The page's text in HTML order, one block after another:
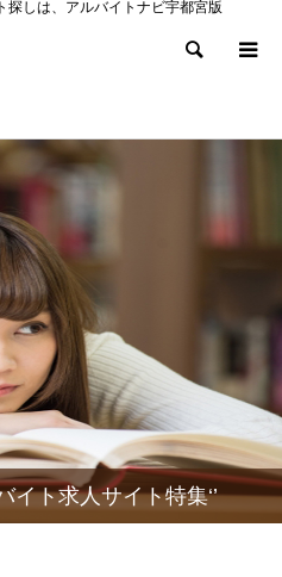
探しは、アルバイトナビ宇都宮版
検索
イト求人サイト特集‘’